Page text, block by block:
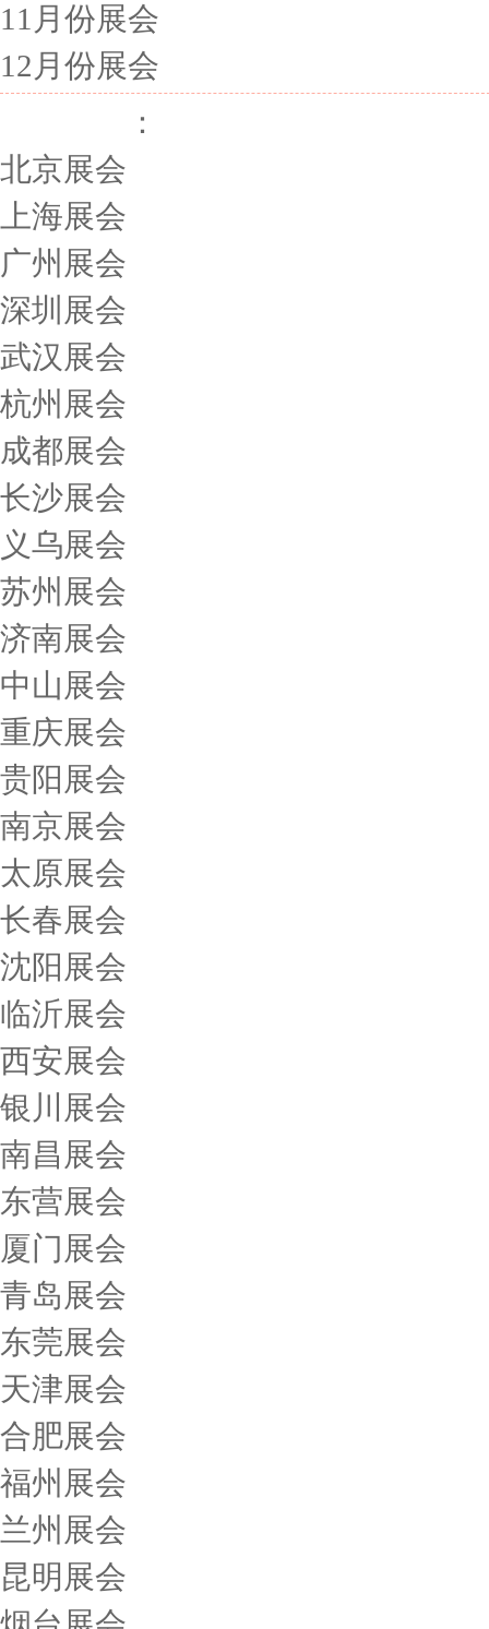
11月份展会
12月份展会
：
北京展会
上海展会
广州展会
深圳展会
武汉展会
杭州展会
成都展会
长沙展会
义乌展会
苏州展会
济南展会
中山展会
重庆展会
贵阳展会
南京展会
太原展会
长春展会
沈阳展会
临沂展会
西安展会
银川展会
南昌展会
东营展会
厦门展会
青岛展会
东莞展会
天津展会
合肥展会
福州展会
兰州展会
昆明展会